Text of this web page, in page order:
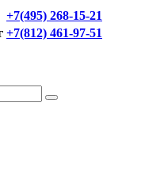
+7(495) 268-15-21
+7(812) 461-97-51